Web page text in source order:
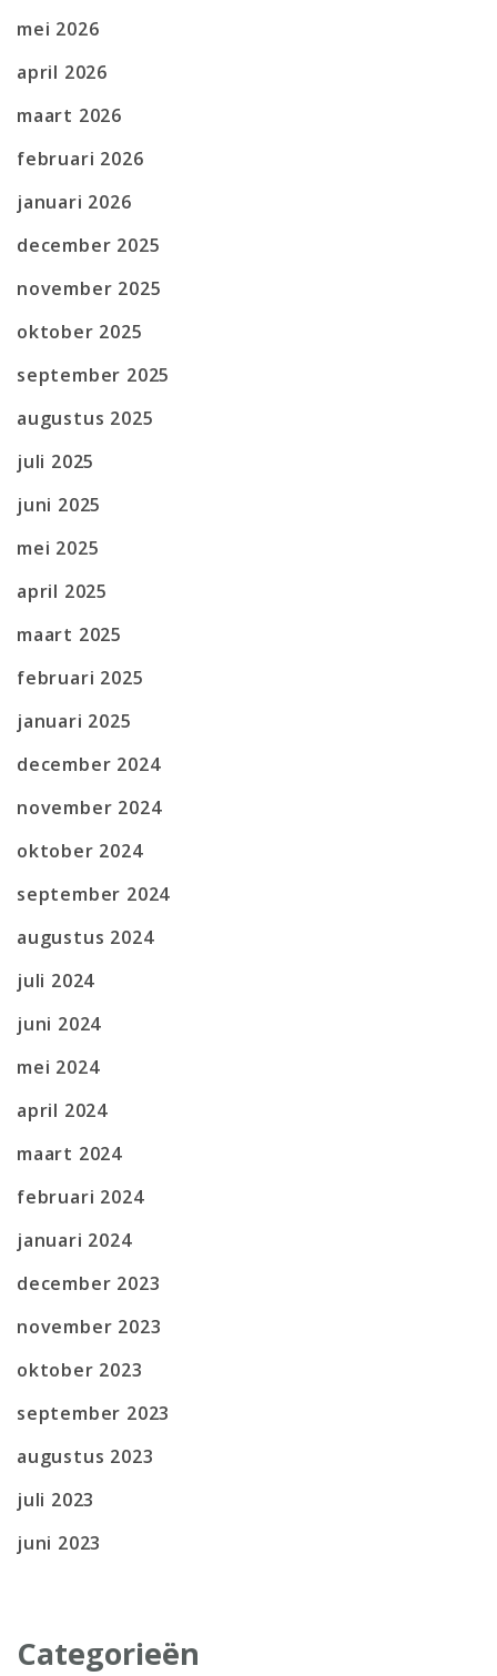
mei 2026
april 2026
maart 2026
februari 2026
januari 2026
december 2025
november 2025
oktober 2025
september 2025
augustus 2025
juli 2025
juni 2025
mei 2025
april 2025
maart 2025
februari 2025
januari 2025
december 2024
november 2024
oktober 2024
september 2024
augustus 2024
juli 2024
juni 2024
mei 2024
april 2024
maart 2024
februari 2024
januari 2024
december 2023
november 2023
oktober 2023
september 2023
augustus 2023
juli 2023
juni 2023
Categorieën